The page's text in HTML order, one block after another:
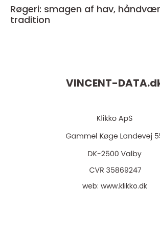
Røgeri: smagen af hav,
tradition
VINCENT-DATA.
web: www.klikko.dk